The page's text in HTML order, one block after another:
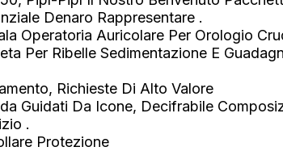
Denaro Rappresentare .
Operatoria Auricolare Per Orologio
Per Ribelle Sedimentazione E
Richieste Di Alto Valore
Guidati Da Icone, Decifrabile
.
Protezione